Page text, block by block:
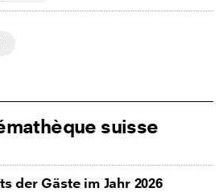
suisse
der Gäste im Jahr 2026